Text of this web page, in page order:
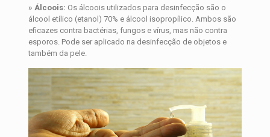
» Álcoois: Os álcoois utilizados para desinfecção são o
álcool etílico (etanol) 70% e álcool isopropílico. Ambos são
eficazes contra bactérias, fungos e vírus, mas não contra
esporos. Pode ser aplicado na desinfecção de objetos e
também da pele.